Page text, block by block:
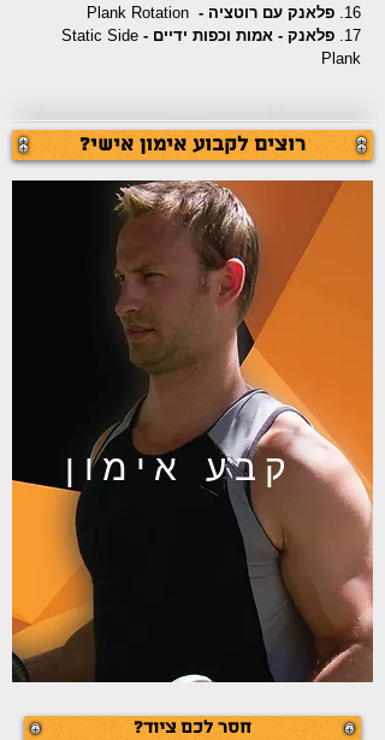
16. פלאנק עם רוטציה - Plank Rotation
17. פלאנק - אמות וכפות ידיים - Static Side
Plank
?רוצים לקבוע אימון אישי
קבע אימון
חסר לכם ציוד?‏